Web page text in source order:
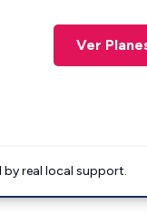
Ver
by real local support.